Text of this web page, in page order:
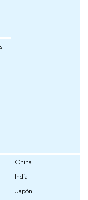
China
India
Japón